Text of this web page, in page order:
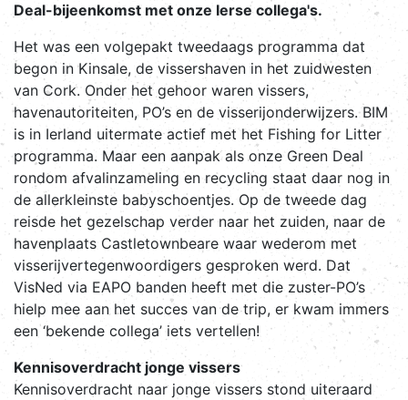
Deal-bijeenkomst met onze Ierse collega's.
Het was een volgepakt tweedaags programma dat
begon in Kinsale, de vissershaven in het zuidwesten
van Cork. Onder het gehoor waren vissers,
havenautoriteiten, PO’s en de visserijonderwijzers. BIM
is in Ierland uitermate actief met het Fishing for Litter
programma. Maar een aanpak als onze Green Deal
rondom afvalinzameling en recycling staat daar nog in
de allerkleinste babyschoentjes. Op de tweede dag
reisde het gezelschap verder naar het zuiden, naar de
havenplaats Castletownbeare waar wederom met
visserijvertegenwoordigers gesproken werd. Dat
VisNed via EAPO banden heeft met die zuster-PO’s
hielp mee aan het succes van de trip, er kwam immers
een ‘bekende collega’ iets vertellen!
Kennisoverdracht jonge vissers
Kennisoverdracht naar jonge vissers stond uiteraard